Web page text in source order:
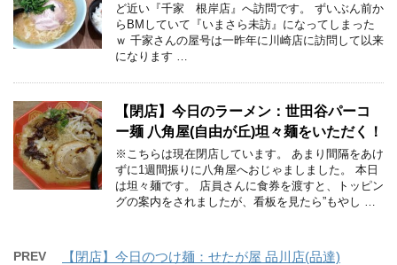
ど近い『千家 根岸店』へ訪問です。 ずいぶん前か
らBMしていて『いまさら未訪』になってしまった
ｗ 千家さんの屋号は一昨年に川崎店に訪問して以来
になります …
【閉店】今日のラーメン：世田谷パーコ
ー麺 八角屋(自由が丘)坦々麺をいただく！
※こちらは現在閉店しています。 あまり間隔をあけ
ずに1週間振りに八角屋へおじゃましました。 本日
は坦々麺です。 店員さんに食券を渡すと、トッピン
グの案内をされましたが、看板を見たら”もやし …
PREV 【閉店】今日のつけ麺：せたが屋 品川店(品達)